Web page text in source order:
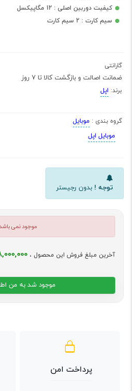
کیفیت دوربین اصلی : 12 مگاپیکسل
سیم کارت : 2 سیم کارت
گارانتی
ضمانت اصالت و بازگشت کالا تا 7 روز
برند: اپل
گروه بندی : موبایل
موبایل اپل
توجه ! بدون رجیستر
موجود نمی
آخرین مبلغ فروش این محصول ، 88,000,000
موجود شد به من
پرداخت امن